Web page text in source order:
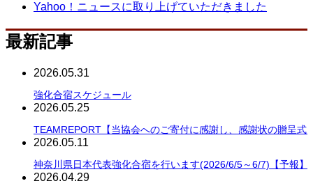
Yahoo！ニュースに取り上げていただきました
最新記事
2026.05.31
強化合宿スケジュール
2026.05.25
TEAMREPORT【当協会へのご寄付に感謝し、感謝状の贈呈式
2026.05.11
神奈川県日本代表強化合宿を行います(2026/6/5～6/7)【予報】
2026.04.29